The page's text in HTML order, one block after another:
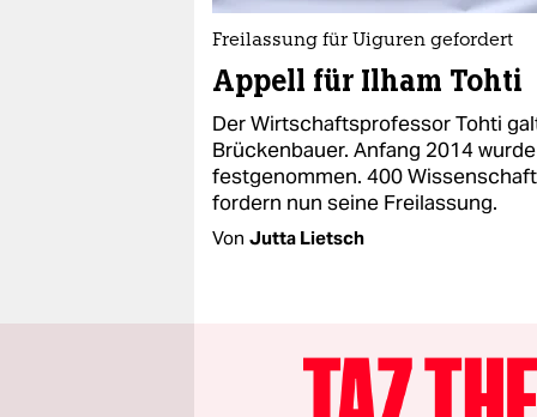
Freilassung für Uiguren gefordert
Appell für Ilham Tohti
Der Wirtschaftsprofessor Tohti
Brückenbauer. Anfang 2014
festgenommen. 400
fordern nun seine Freilassung.
Von Jutta Lietsch